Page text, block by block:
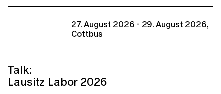
27. August 2026 - 29. August 2026,
Cottbus
Talk:
Lausitz Labor 2026